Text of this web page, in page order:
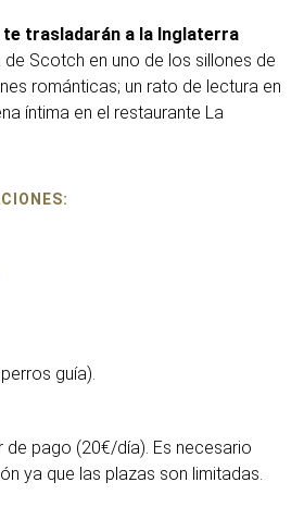
te trasladarán a la Inglaterra
de Scotch en uno de los sillones de
románticas; un rato de lectura en
íntima en el restaurante La
guía).
de pago (20€/día). Es necesario
ya que las plazas son limitadas.